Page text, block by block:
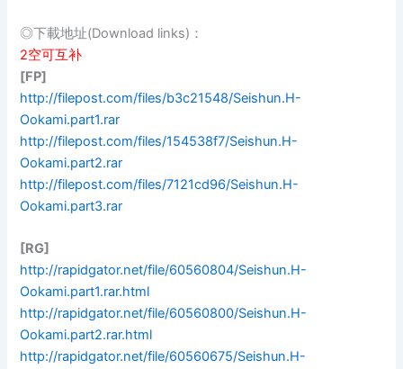
◎下載地址(Download links)：
2空可互补
[FP]
http://filepost.com/files/b3c21548/Seishun.H-
Ookami.part1.rar
http://filepost.com/files/154538f7/Seishun.H-
Ookami.part2.rar
http://filepost.com/files/7121cd96/Seishun.H-
Ookami.part3.rar
[RG]
http://rapidgator.net/file/60560804/Seishun.H-
Ookami.part1.rar.html
http://rapidgator.net/file/60560800/Seishun.H-
Ookami.part2.rar.html
http://rapidgator.net/file/60560675/Seishun.H-